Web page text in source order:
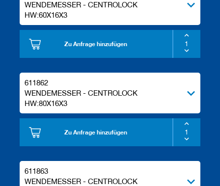
WENDEMESSER - CENTROLOCK
HW:60X16X3
Zu Anfrage hinzufügen
611862
WENDEMESSER - CENTROLOCK
HW:80X16X3
Zu Anfrage hinzufügen
611863
WENDEMESSER - CENTROLOCK